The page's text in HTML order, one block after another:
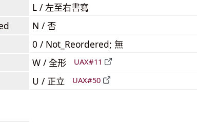
L / 左至右書寫
N / 否
0 / Not_Reordered; 無
W / 全形 UAX#11
U / 正立 UAX#50